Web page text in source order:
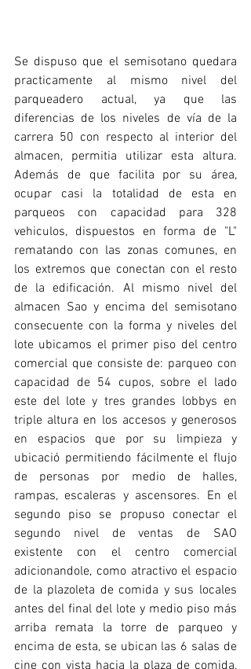
Se dispuso que el semisotano quedara
practicamente al mismo nivel del
parqueadero actual, ya que las
diferencias de los niveles de vía de la
carrera 50 con respecto al interior del
almacen, permitia utilizar esta altura.
Además de que facilita por su área,
ocupar casi la totalidad de esta en
parqueos con capacidad para 328
vehiculos, dispuestos en forma de "L"
rematando con las zonas comunes, en
los extremos que conectan con el resto
de la edificación. Al mismo nivel del
almacen Sao y encima del semisotano
consecuente con la forma y niveles del
lote ubicamos el primer piso del centro
comercial que consiste de: parqueo con
capacidad de 54 cupos, sobre el lado
este del lote y tres grandes lobbys en
triple altura en los accesos y generosos
en espacios que por su limpieza y
ubicació permitiendo fácilmente el flujo
de personas por medio de halles,
rampas, escaleras y ascensores. En el
segundo piso se propuso conectar el
segundo nivel de ventas de SAO
existente con el centro comercial
adicionandole, como atractivo el espacio
de la plazoleta de comida y sus locales
antes del final del lote y medio piso más
arriba remata la torre de parqueo y
encima de esta, se ubican las 6 salas de